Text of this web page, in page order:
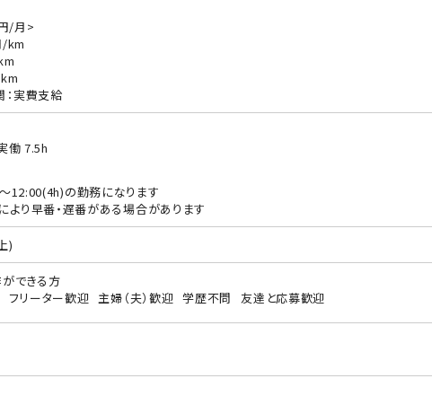
/月>
/km
：実費支給
働 7.5h
12:00(4h)の勤務になります
り早番・遅番がある場合があります
)
できる方
フリーター歓迎 主婦（夫）歓迎 学歴不問 友達と応募歓迎